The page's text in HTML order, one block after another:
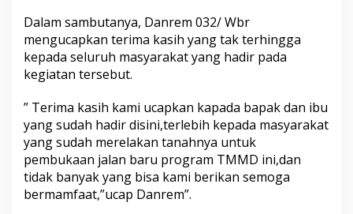
m
0
3
1
P
e
s
s
e
l
D
Dalam sambutanya, Danrem 032/ Wbr
mengucapkan terima kasih yang tak terhingga
kepada seluruh masyarakat yang hadir pada
kegiatan tersebut.
” Terima kasih kami ucapkan kapada bapak dan ibu
yang sudah hadir disini,terlebih kepada masyarakat
yang sudah merelakan tanahnya untuk
pembukaan jalan baru program TMMD ini,dan
tidak banyak yang bisa kami berikan semoga
bermamfaat,”ucap Danrem”.